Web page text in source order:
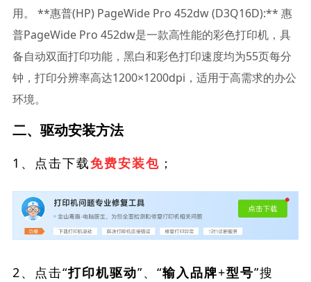
用。 **惠普(HP) PageWide Pro 452dw (D3Q16D):** 惠
普PageWide Pro 452dw是一款高性能的彩色打印机，具
备自动双面打印功能，黑白和彩色打印速度均为55页每分
钟，打印分辨率高达1200×1200dpi，适用于高需求的办公
环境。
二、驱动安装方法
1、点击下载免费安装包 ；
2、点击“打印机驱动”、“输入品牌+型号”搜